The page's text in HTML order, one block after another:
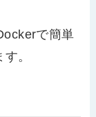
で簡単
。